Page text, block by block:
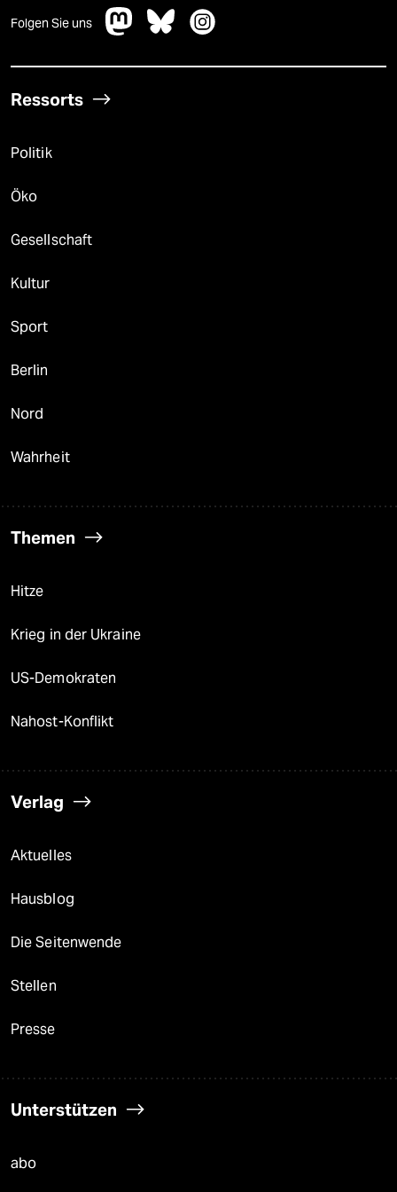
Folgen Sie uns
Ressorts
Politik
Öko
Gesellschaft
Kultur
Sport
Berlin
Nord
Wahrheit
Themen
Hitze
Krieg in der Ukraine
US-Demokraten
Nahost-Konflikt
Verlag
Aktuelles
Hausblog
Die Seitenwende
Stellen
Presse
Unterstützen
abo